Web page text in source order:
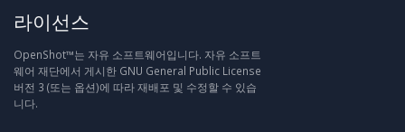
라이선스
OpenShot™는 자유 소프트웨어입니다. 자유 소프트
웨어 재단에서 게시한 GNU General Public License
버전 3 (또는 옵션)에 따라 재배포 및 수정할 수 있습
니다.